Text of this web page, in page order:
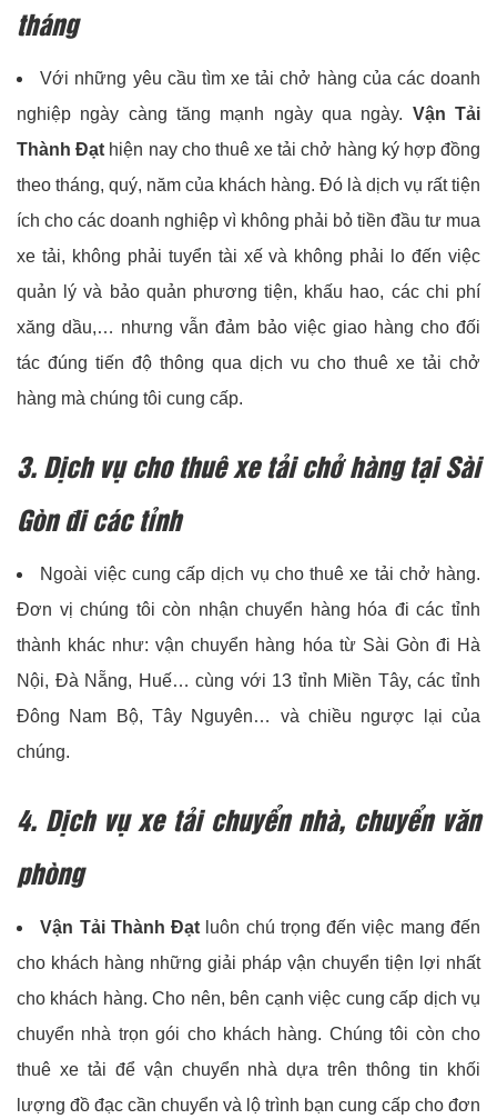
tháng
Với những yêu cầu tìm xe tải chở hàng của các doanh
nghiệp ngày càng tăng mạnh ngày qua ngày. Vận Tải
Thành Đạt hiện nay cho thuê xe tải chở hàng ký hợp đồng
theo tháng, quý, năm của khách hàng. Đó là dịch vụ rất tiện
ích cho các doanh nghiệp vì không phải bỏ tiền đầu tư mua
xe tải, không phải tuyển tài xế và không phải lo đến việc
quản lý và bảo quản phương tiện, khấu hao, các chi phí
xăng dầu,… nhưng vẫn đảm bảo việc giao hàng cho đối
tác đúng tiến độ thông qua dịch vu cho thuê xe tải chở
hàng mà chúng tôi cung cấp.
3. Dịch vụ cho thuê xe tải chở hàng tại Sài
Gòn đi các tỉnh
Ngoài việc cung cấp dịch vụ cho thuê xe tải chở hàng.
Đơn vị chúng tôi còn nhận chuyển hàng hóa đi các tỉnh
thành khác như: vận chuyển hàng hóa từ Sài Gòn đi Hà
Nội, Đà Nẵng, Huế… cùng với 13 tỉnh Miền Tây, các tỉnh
Đông Nam Bộ, Tây Nguyên… và chiều ngược lại của
chúng.
4. Dịch vụ xe tải chuyển nhà, chuyển văn
phòng
Vận Tải Thành Đạt luôn chú trọng đến việc mang đến
cho khách hàng những giải pháp vận chuyển tiện lợi nhất
cho khách hàng. Cho nên, bên cạnh việc cung cấp dịch vụ
chuyển nhà trọn gói cho khách hàng. Chúng tôi còn cho
thuê xe tải để vận chuyển nhà dựa trên thông tin khối
lượng đồ đạc cần chuyển và lộ trình bạn cung cấp cho đơn